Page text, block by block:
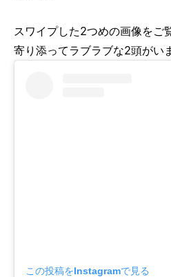
スワイプした2つめの画像をご
寄り添ってラブラブな2頭がい
この投稿をInstagramで見る